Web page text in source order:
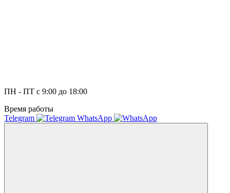
ПН - ПТ с 9:00 до 18:00
Время работы
Telegram
WhatsApp